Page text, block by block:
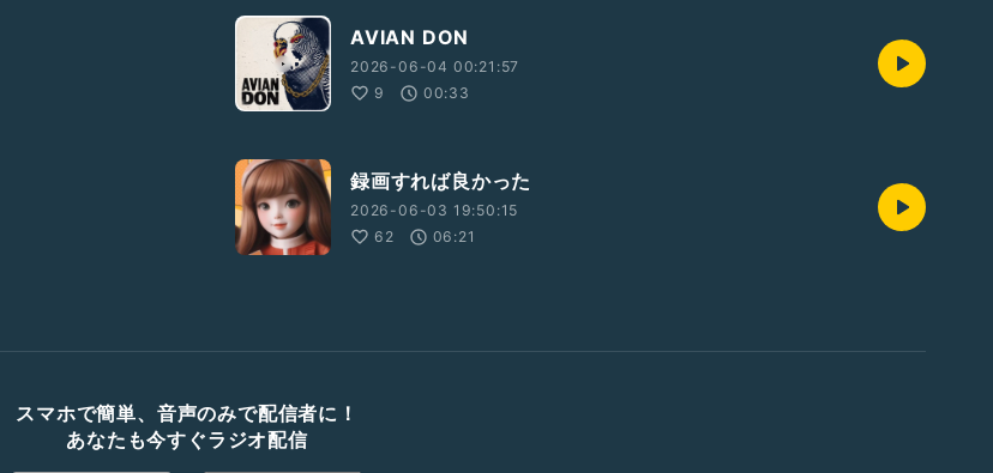
AVIAN DON
2026-06-04 00:21:57
9
00:33
録画すれば良かった
2026-06-03 19:50:15
62
06:21
スマホで簡単、音声のみで配信者に！
あなたも今すぐラジオ配信